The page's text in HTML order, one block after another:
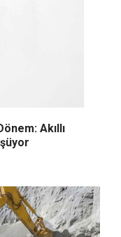
Akıllı